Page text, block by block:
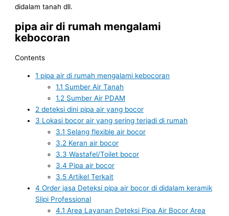
didalam tanah dll.
pipa air di rumah mengalami
kebocoran
Contents
1 pipa air di rumah mengalami kebocoran
1.1 Sumber Air Tanah
1.2 Sumber Air PDAM
2 deteksi dini pipa air yang bocor
3 Lokasi bocor air yang sering terjadi di rumah
3.1 Selang flexible air bocor
3.2 Keran air bocor
3.3 Wastafel/Toilet bocor
3.4 Pipa air bocor
3.5 Artikel Terkait
4 Order jasa Deteksi pipa air bocor di didalam keramik
Slipi Professional
4.1 Area Layanan Deteksi Pipa Air Bocor Area